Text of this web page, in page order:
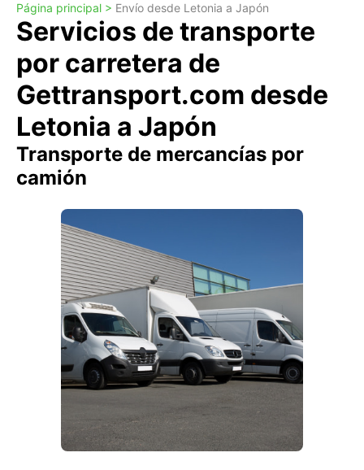
Página principal > Envío desde Letonia a Japón
Servicios de transporte
por carretera de
Gettransport.com desde
Letonia a Japón
Transporte de mercancías por
camión